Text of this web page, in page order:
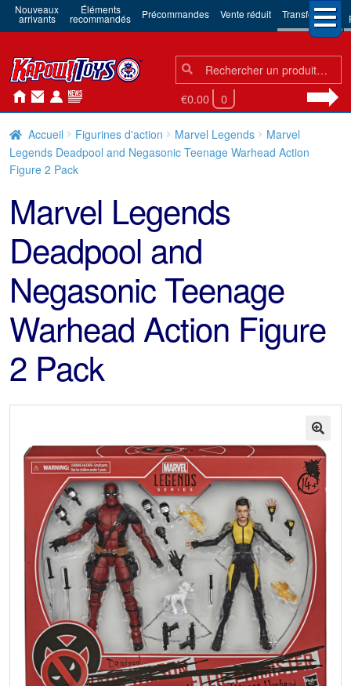
Nouveaux
arrivants
Éléments
recommandés Précommandes Vente réduit Transformers
Chercher:
Chercher
€0.00 0
Accueil Figurines d'action Marvel Legends
Marvel
Legends Deadpool and Negasonic Teenage Warhead Action
Figure 2 Pack
Marvel Legends
Deadpool and
Negasonic Teenage
Warhead Action Figure
2 Pack
🔍